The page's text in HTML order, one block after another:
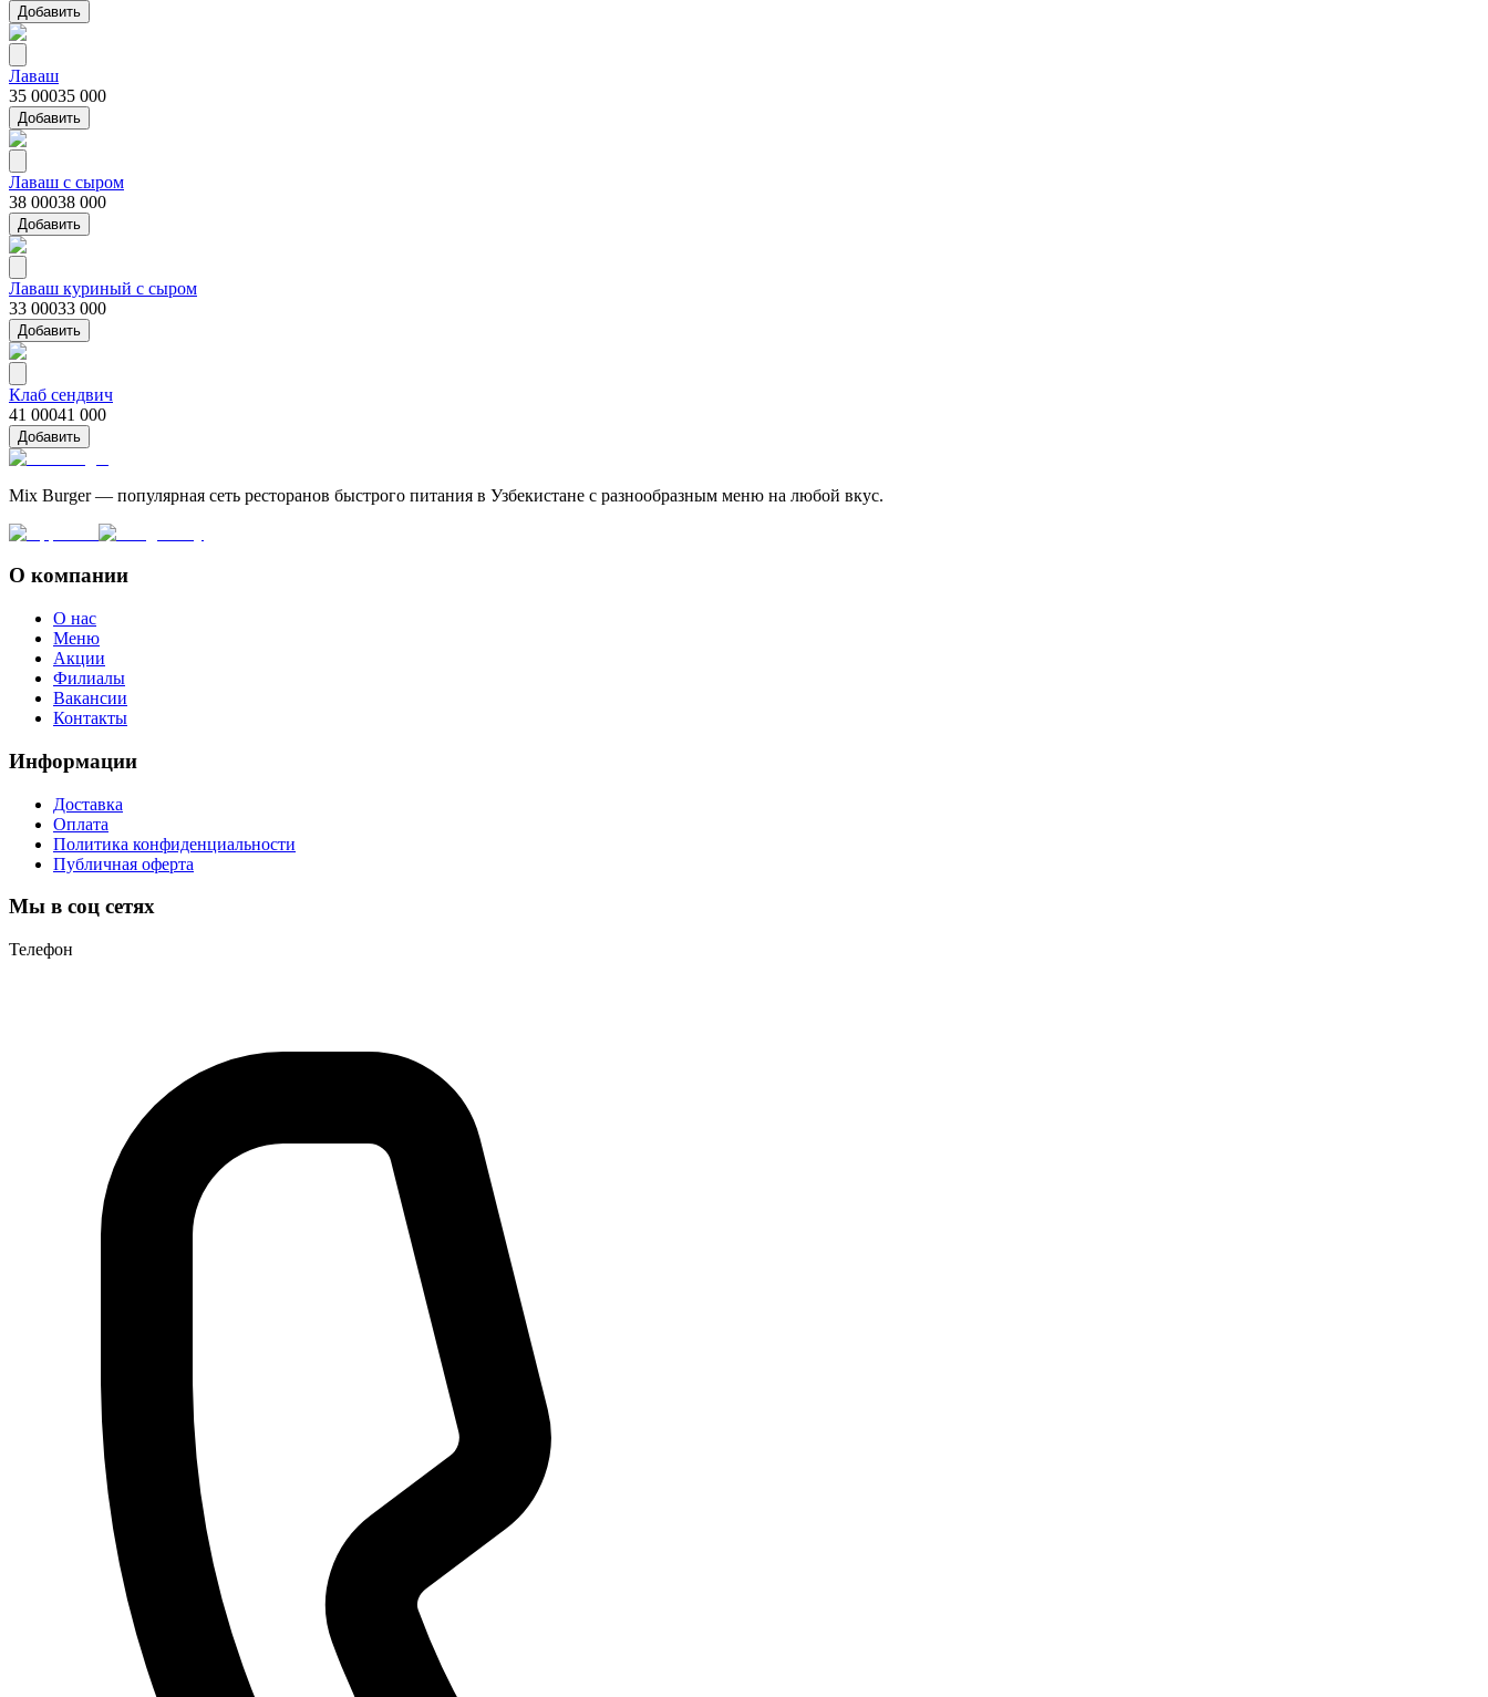
Добавить
Лаваш
35 00035 000
Добавить
Лаваш с сыром
38 00038 000
Добавить
Лаваш куриный с сыром
33 00033 000
Добавить
Клаб сендвич
41 00041 000
Добавить
Mix Burger — популярная сеть ресторанов быстрого питания в Узбекистане с разнообразным меню на любой вкус.
О компании
О нас
Меню
Акции
Филиалы
Вакансии
Контакты
Информации
Доставка
Оплата
Политика конфиденциальности
Публичная оферта
Мы в соц сетях
Телефон